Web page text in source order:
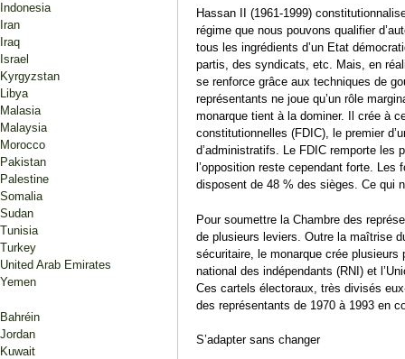
Hassan II (1961-1999)
régime que nous pouvons qualifier
tous les ingrédients d’un Etat
partis, des syndicats, etc. Mais, en
se renforce grâce aux techniques de
représentants ne joue qu’un rôle
monarque tient à la dominer. Il crée à
constitutionnelles (FDIC), le premier
d’administratifs. Le FDIC remporte les
l’opposition reste cependant forte.
disposent de 48 % des sièges. Ce qui
Pour soumettre la Chambre des
de plusieurs leviers. Outre la maîtrise
sécuritaire, le monarque crée
national des indépendants (RNI) et
Ces cartels électoraux, très divisés
des représentants de 1970 à 1993 en
S’adapter sans changer
Indonesia
Iran
Iraq
Israel
Kyrgyzstan
Libya
Malasia
Malaysia
Morocco
Pakistan
Palestine
Somalia
Sudan
Tunisia
Turkey
United Arab Emirates
Yemen
Bahréin
Jordan
Kuwait